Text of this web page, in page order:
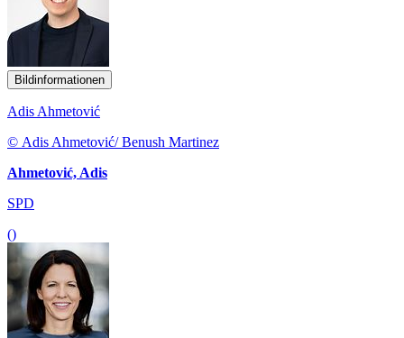
Bildinformationen
Adis Ahmetović
© Adis Ahmetović/ Benush Martinez
Ahmetović, Adis
SPD
()